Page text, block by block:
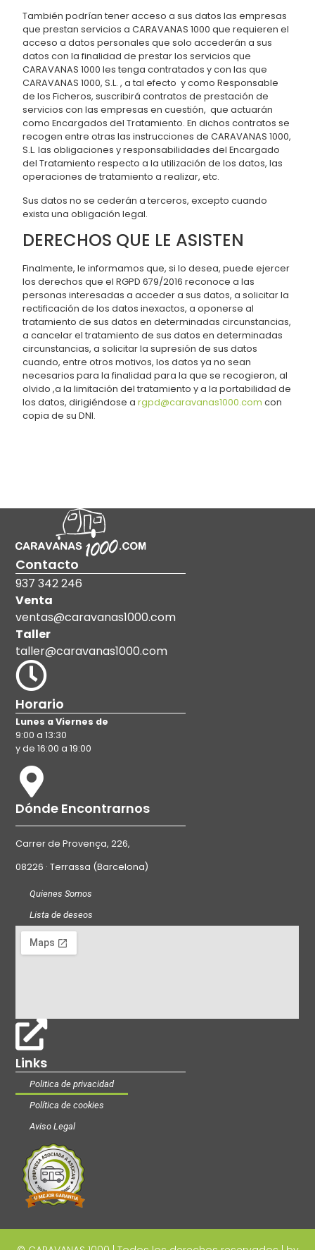
También podrían tener acceso a sus datos las empresas
que prestan servicios a CARAVANAS 1000 que requieren el
acceso a datos personales que solo accederán a sus
datos con la finalidad de prestar los servicios que
CARAVANAS 1000 les tenga contratados y con las que
CARAVANAS 1000, S.L. , a tal efecto y como Responsable
de los Ficheros, suscribirá contratos de prestación de
servicios con las empresas en cuestión, que actuarán
como Encargados del Tratamiento. En dichos contratos se
recogen entre otras las instrucciones de CARAVANAS 1000,
S.L. las obligaciones y responsabilidades del Encargado
del Tratamiento respecto a la utilización de los datos, las
operaciones de tratamiento a realizar, etc.
Sus datos no se cederán a terceros, excepto cuando
exista una obligación legal.
DERECHOS QUE LE ASISTEN
Finalmente, le informamos que, si lo desea, puede ejercer
los derechos que el RGPD 679/2016 reconoce a las
personas interesadas a acceder a sus datos, a solicitar la
rectificación de los datos inexactos, a oponerse al
tratamiento de sus datos en determinadas circunstancias,
a cancelar el tratamiento de sus datos en determinadas
circunstancias, a solicitar la supresión de sus datos
cuando, entre otros motivos, los datos ya no sean
necesarios para la finalidad para la que se recogieron, al
olvido ,a la limitación del tratamiento y a la portabilidad de
los datos, dirigiéndose a rgpd@caravanas1000.com con
copia de su DNI.
Contacto
937 342 246
Venta
ventas@caravanas1000.com
Taller
taller@caravanas1000.com
Horario
Lunes a Viernes de
9:00 a 13:30
y de 16:00 a 19:00
Dónde Encontrarnos
Carrer de Provença, 226,
08226 · Terrassa (Barcelona)
Quienes Somos
Lista de deseos
Links
Politica de privacidad
Política de cookies
Aviso Legal